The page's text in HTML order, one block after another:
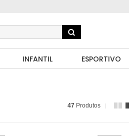
INFANTIL ESPORTIVO
47 Produtos